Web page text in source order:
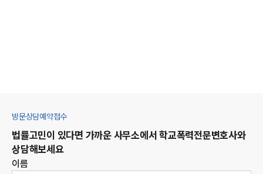
방문상담예약접수
법률고민이 있다면 가까운 사무소에서 학교폭력전문변호사와
상담해보세요
이름